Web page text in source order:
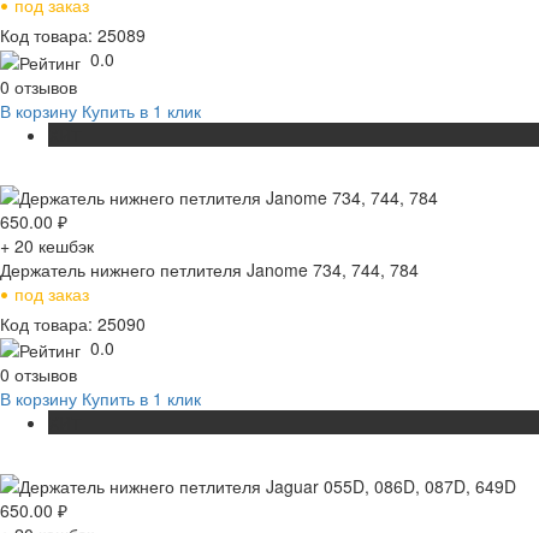
под заказ
Код товара: 25089
0.0
0 отзывов
В корзину Купить в 1 клик
650.00 ₽
+ 20 кешбэк
Держатель нижнего петлителя Janome 734, 744, 784
• под заказ
Код товара: 25090
0.0
0 отзывов
В корзину Купить в 1 клик
650.00 ₽